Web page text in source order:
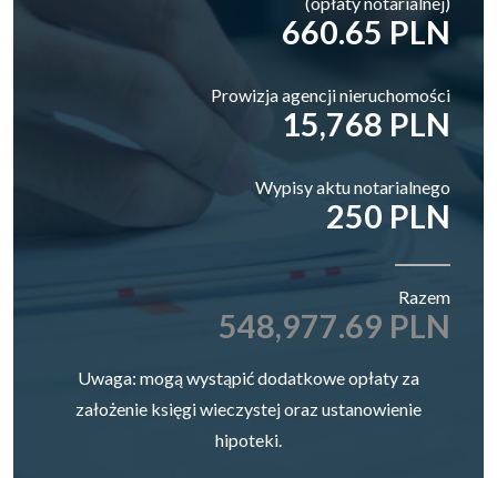
660.65 PLN
Prowizja agencji nieruchomości
15,768 PLN
Wypisy aktu notarialnego
250 PLN
Razem
548,977.69 PLN
Uwaga: mogą wystąpić dodatkowe opłaty za
założenie księgi wieczystej oraz ustanowienie
hipoteki.